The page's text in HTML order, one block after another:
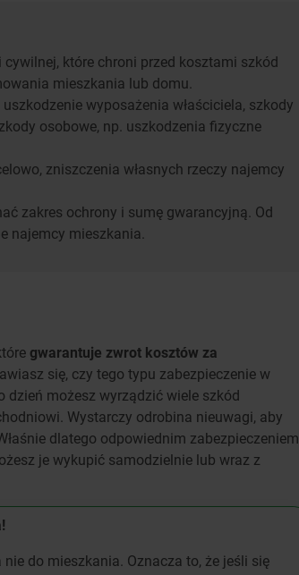
które chroni przed kosztami szkód
mieszkania lub domu.
wyposażenia właściciela, szkody
osobowe, np. uszkodzenia fizyczne
zniszczenia własnych rzeczy najemcy
zakres ochrony i sumę gwarancyjną. Od
najemcy mieszkania.
gwarantuje zwrot kosztów za
się, czy tego typu zabezpieczenie w
dzień możesz wyrządzić wiele szkód
Wystarczy odrobina nieuwagi, aby
dlatego odpowiednim zabezpieczeniem
je wykupić samodzielnie lub wraz z
do mieszkania. Oznacza to, że jeśli się